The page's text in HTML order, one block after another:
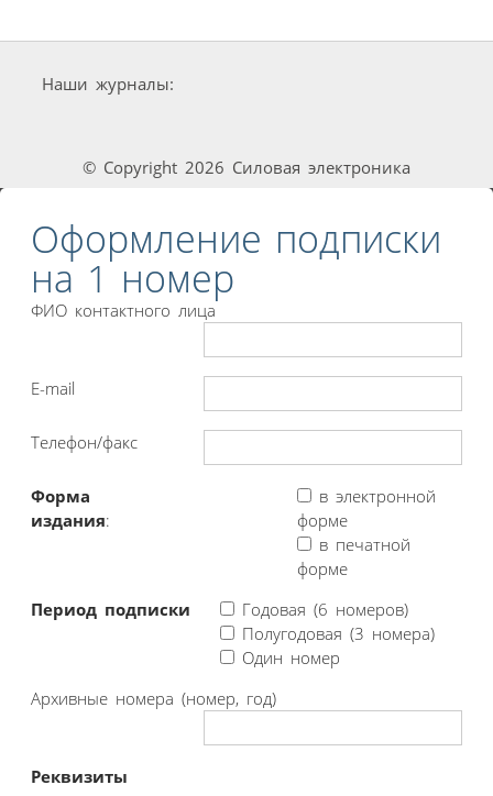
Наши журналы:
© Copyright 2026 Силовая электроника
Оформление подписки
на 1 номер
ФИО контактного лица
E-mail
Телефон/факс
Форма
издания:
в электронной
форме
в печатной
форме
Период подписки
Годовая (6 номеров)
Полугодовая (3 номера)
Один номер
Архивные номера (номер, год)
Реквизиты